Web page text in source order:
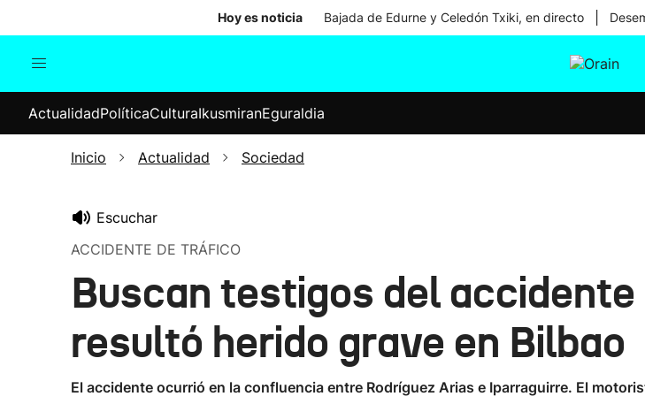
Hoy es noticia Bajada de Edurne y Celedón Txiki, en directo
Internacional
Elecciones
ActualidadPolíticaCulturaIkusmiranEguraldia
Inicio Actualidad Sociedad
Escuchar
ACCIDENTE DE TRÁFICO
Buscan testigos del
resultó herido grave en Bilbao
El accidente ocurrió en la confluencia entre Rodríguez Arias e Iparraguirre. El